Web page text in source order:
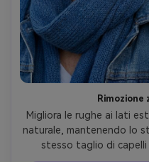
Rimozione
Migliora le rughe ai lati
naturale, mantenendo lo
stesso taglio di